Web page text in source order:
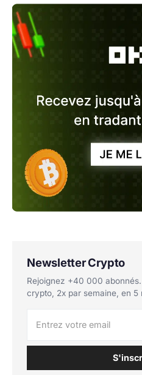
Newsletter Crypto
Rejoignez +40 000
crypto, 2x par semaine, en 5